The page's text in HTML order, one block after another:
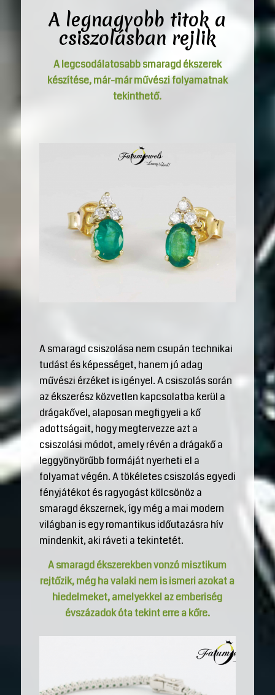
A legnagyobb titok a
csiszolásban rejlik
A legcsodálatosabb smaragd ékszerek
készítése, már-már művészi folyamatnak
tekinthető.
A smaragd csiszolása nem csupán technikai
tudást és képességet, hanem jó adag
művészi érzéket is igényel. A csiszolás során
az ékszerész közvetlen kapcsolatba kerül a
drágakővel, alaposan megfigyeli a kő
adottságait, hogy megtervezze azt a
csiszolási módot, amely révén a drágakő a
leggyönyörűbb formáját nyerheti el a
folyamat végén. A tökéletes csiszolás egyedi
fényjátékot és ragyogást kölcsönöz a
smaragd ékszernek, így még a mai modern
világban is egy romantikus időutazásra hív
mindenkit, aki ráveti a tekintetét.
A smaragd ékszerekben vonzó misztikum
rejtőzik, még ha valaki nem is ismeri azokat a
hiedelmeket, amelyekkel az emberiség
évszázadok óta tekint erre a kőre.